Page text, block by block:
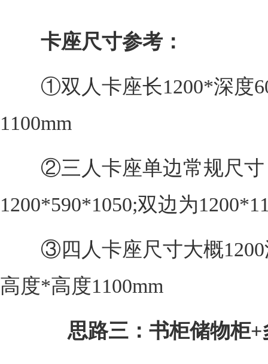
卡座尺寸参考：
①双人卡座长1200*深度
1100mm
②三人卡座单边常规尺寸
1200*590*1050;双边为
③四人卡座尺寸大概1200
高度*高度1100mm
思路三：书柜储物柜+